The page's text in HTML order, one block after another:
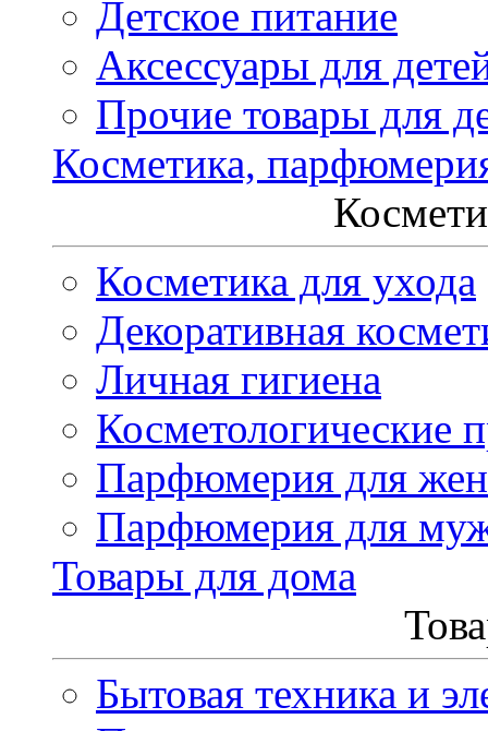
Детское питание
Аксессуары для
Прочие товары для
Косметика,
Косметика для ухода
Декоративная
Личная гигиена
Косметологические
Парфюмерия для
Парфюмерия для
Товары для дома
Бытовая техника и